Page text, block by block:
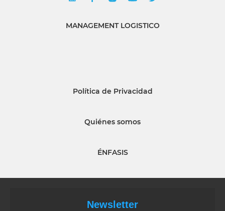
MANAGEMENT LOGISTICO
Política de Privacidad
Quiénes somos
ÉNFASIS
Newsletter